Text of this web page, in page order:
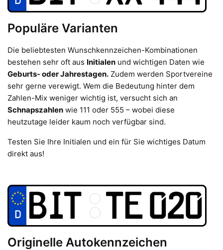
Populäre Varianten
Die beliebtesten Wunschkennzeichen-Kombinationen
bestehen sehr oft aus Initialen und wichtigen Daten wie
Geburts- oder Jahrestagen. Zudem werden Sportvereine
sehr gerne verewigt. Wem die Bedeutung hinter dem
Zahlen-Mix weniger wichtig ist, versucht sich an
Schnapszahlen wie 111 oder 555 – wobei diese
heutzutage leider kaum noch verfügbar sind.
Testen Sie Ihre Initialen und ein für Sie wichtiges Datum
direkt aus!
Originelle Autokennzeichen